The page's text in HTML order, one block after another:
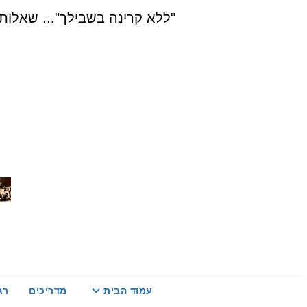
"ללא קרינה בשבילך"... שאלות, הדרכה ויעוץ
עמוד הבית מדריכים